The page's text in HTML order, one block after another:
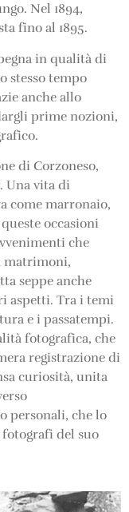
Nel 1894,
fino al 1895.
in qualità di
stesso tempo
anche allo
prime nozioni,
di Corzoneso,
Una vita di
come marronaio,
occasioni
che
matrimoni,
seppe anche
aspetti. Tra i temi
e i passatempi.
fotografica, che
registrazione di
curiosità, unita
personali, che lo
del suo